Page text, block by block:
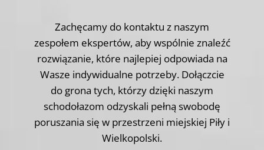
Zachęcamy do kontaktu z naszym
zespołem ekspertów, aby wspólnie znaleźć
rozwiązanie, które najlepiej odpowiada na
Wasze indywidualne potrzeby. Dołączcie
do grona tych, którzy dzięki naszym
schodołazom odzyskali pełną swobodę
poruszania się w przestrzeni miejskiej Piły i
Wielkopolski.